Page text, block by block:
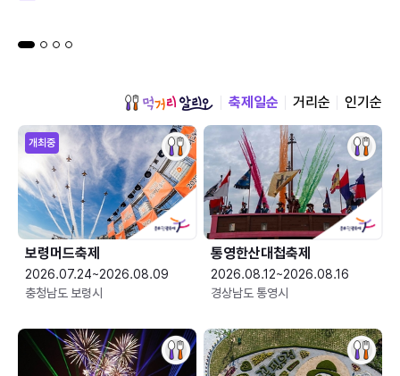
축제일순 거리순 인기순
개최중
보령머드축제
2026.07.24~2026.08.09
충청남도 보령시
통영한산대첩축제
2026.08.12~2026.08.16
경상남도 통영시